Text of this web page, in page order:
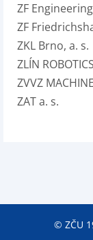
ZF
ZF
ZKL Brno, a. s.
ZLÍN
ZVVZ
ZAT a. s.
© ZČU